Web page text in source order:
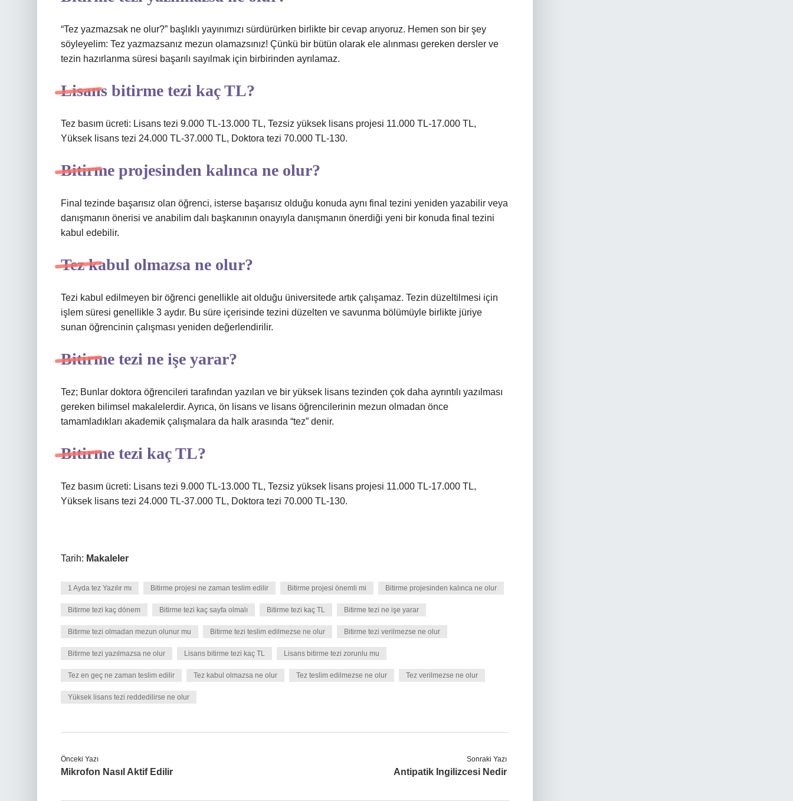
“Tez yazmazsak ne olur?” başlıklı yayınımızı sürdürürken birlikte bir cevap arıyoruz. Hemen son bir şey
söyleyelim: Tez yazmazsanız mezun olamazsınız! Çünkü bir bütün olarak ele alınması gereken dersler ve
tezin hazırlanma süresi başarılı sayılmak için birbirinden ayrılamaz.
Lisans bitirme tezi kaç TL?
Tez basım ücreti: Lisans tezi 9.000 TL-13.000 TL, Tezsiz yüksek lisans projesi 11.000 TL-17.000 TL,
Yüksek lisans tezi 24.000 TL-37.000 TL, Doktora tezi 70.000 TL-130.
Bitirme projesinden kalınca ne olur?
Final tezinde başarısız olan öğrenci, isterse başarısız olduğu konuda aynı final tezini yeniden yazabilir veya
danışmanın önerisi ve anabilim dalı başkanının onayıyla danışmanın önerdiği yeni bir konuda final tezini
kabul edebilir.
Tez kabul olmazsa ne olur?
Tezi kabul edilmeyen bir öğrenci genellikle ait olduğu üniversitede artık çalışamaz. Tezin düzeltilmesi için
işlem süresi genellikle 3 aydır. Bu süre içerisinde tezini düzelten ve savunma bölümüyle birlikte jüriye
sunan öğrencinin çalışması yeniden değerlendirilir.
Bitirme tezi ne işe yarar?
Tez; Bunlar doktora öğrencileri tarafından yazılan ve bir yüksek lisans tezinden çok daha ayrıntılı yazılması
gereken bilimsel makalelerdir. Ayrıca, ön lisans ve lisans öğrencilerinin mezun olmadan önce
tamamladıkları akademik çalışmalara da halk arasında “tez” denir.
Bitirme tezi kaç TL?
Tez basım ücreti: Lisans tezi 9.000 TL-13.000 TL, Tezsiz yüksek lisans projesi 11.000 TL-17.000 TL,
Yüksek lisans tezi 24.000 TL-37.000 TL, Doktora tezi 70.000 TL-130.
Tarih: Makaleler
1 Ayda tez Yazılır mı Bitirme projesi ne zaman teslim edilir Bitirme projesi önemli mi Bitirme projesinden kalınca ne olur
Bitirme tezi kaç dönem Bitirme tezi kaç sayfa olmalı Bitirme tezi kaç TL Bitirme tezi ne işe yarar
Bitirme tezi olmadan mezun olunur mu Bitirme tezi teslim edilmezse ne olur Bitirme tezi verilmezse ne olur
Bitirme tezi yazılmazsa ne olur Lisans bitirme tezi kaç TL Lisans bitirme tezi zorunlu mu
Tez en geç ne zaman teslim edilir Tez kabul olmazsa ne olur Tez teslim edilmezse ne olur Tez verilmezse ne olur
Yüksek lisans tezi reddedilirse ne olur
Önceki Yazı
Mikrofon Nasıl Aktif Edilir
Sonraki Yazı
Antipatik Ingilizcesi Nedir